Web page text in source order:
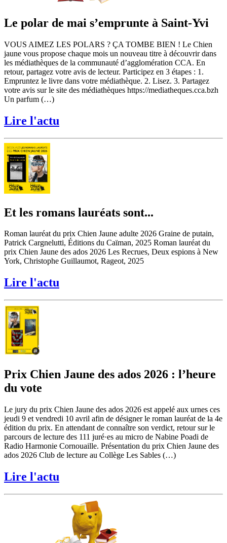
Le polar de mai s’emprunte à Saint-Yvi
VOUS AIMEZ LES POLARS ? ÇA TOMBE BIEN ! Le Chien
jaune vous propose chaque mois un nouveau titre à découvrir dans
les médiathèques de la communauté d’agglomération CCA. En
retour, partagez votre avis de lecteur. Participez en 3 étapes : 1.
Empruntez le livre dans votre médiathèque. 2. Lisez. 3. Partagez
votre avis sur le site des médiathèques https://mediatheques.cca.bzh
Un parfum (…)
Lire l'actu
Et les romans lauréats sont...
Roman lauréat du prix Chien Jaune adulte 2026 Graine de putain,
Patrick Cargnelutti, Éditions du Caïman, 2025 Roman lauréat du
prix Chien Jaune des ados 2026 Les Recrues, Deux espions à New
York, Christophe Guillaumot, Rageot, 2025
Lire l'actu
Prix Chien Jaune des ados 2026 : l’heure
du vote
Le jury du prix Chien Jaune des ados 2026 est appelé aux urnes ces
jeudi 9 et vendredi 10 avril afin de désigner le roman lauréat de la 4e
édition du prix. En attendant de connaître son verdict, retour sur le
parcours de lecture des 111 juré·es au micro de Nabine Poadi de
Radio Harmonie Cornouaille. Présentation du prix Chien Jaune des
ados 2026 Club de lecture au Collège Les Sables (…)
Lire l'actu